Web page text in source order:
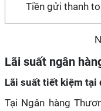
Tiền gửi thanh
Lãi suất ngân
Lãi suất tiết kiệm tại
Tại Ngân hàng